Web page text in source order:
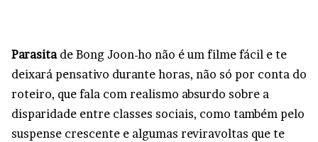
Parasitade Bong Joon-ho não é um filme fácil e te
deixará pensativo durante horas, não só por conta do
roteiro, que fala com realismo absurdo sobre a
disparidade entre classes sociais, como também pelo
suspense crescente e algumas reviravoltas que te